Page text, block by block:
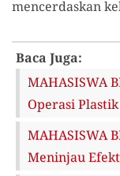
mencerdaskan
Baca Juga:
MAHASISWA
Operasi Plastik
MAHASISWA
Meninjau